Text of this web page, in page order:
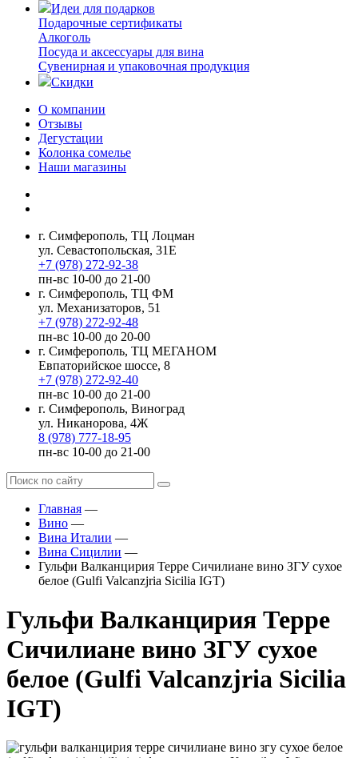
Идеи для подарков
Подарочные сертификаты
Алкоголь
Посуда и аксессуары для вина
Сувенирная и упаковочная продукция
Скидки
О компании
Отзывы
Дегустации
Колонка сомелье
Наши магазины
г. Симферополь, ТЦ Лоцман
ул. Севастопольская, 31Е
+7 (978) 272-92-38
пн-вс 10-00 до 21-00
г. Симферополь, ТЦ ФМ
ул. Механизаторов, 51
+7 (978) 272-92-48
пн-вс 10-00 до 20-00
г. Симферополь, ТЦ МЕГАНОМ
Евпаторийское шоссе, 8
+7 (978) 272-92-40
пн-вс 10-00 до 21-00
г. Симферополь, Виноград
ул. Никанорова, 4Ж
8 (978) 777-18-95
пн-вс 10-00 до 21-00
Главная —
Вино —
Вина Италии —
Вина Сицилии —
Гульфи Валканцирия Терре Сичилиане вино ЗГУ сухое
белое (Gulfi Valcanzjria Sicilia IGT)
Гульфи Валканцирия Терре
Сичилиане вино ЗГУ сухое
белое (Gulfi Valcanzjria Sicilia
IGT)